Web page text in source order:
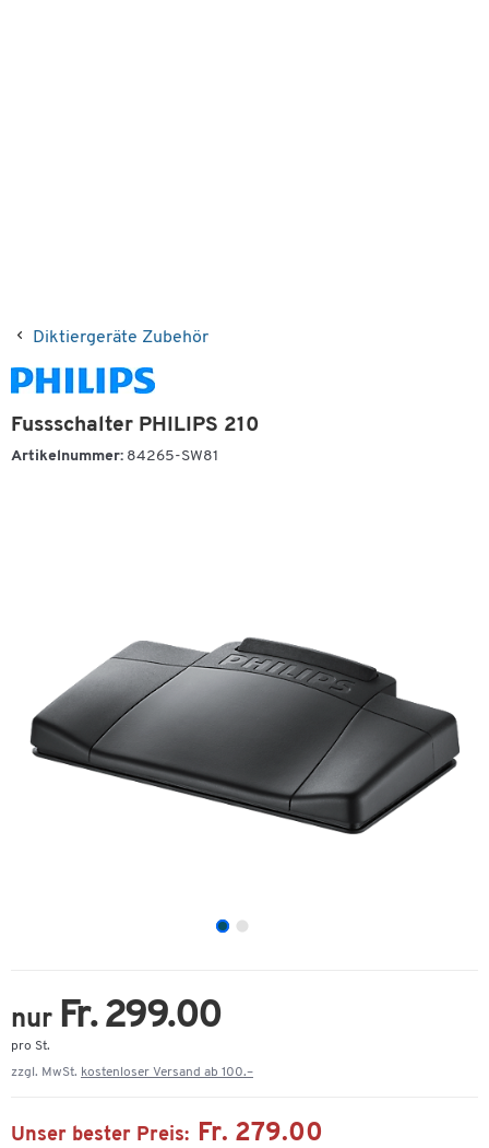
Diktiergeräte Zubehör
Fussschalter PHILIPS 210
Artikelnummer: 84265-SW81
nur Fr. 299.00
pro St.
zzgl. MwSt. kostenloser Versand ab 100.–
Unser bester Preis: Fr. 279.00